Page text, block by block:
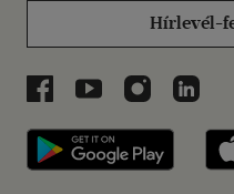
Hírlevél-
Libri a Facebookon
Libri a Youtube-
Libri az
Libri